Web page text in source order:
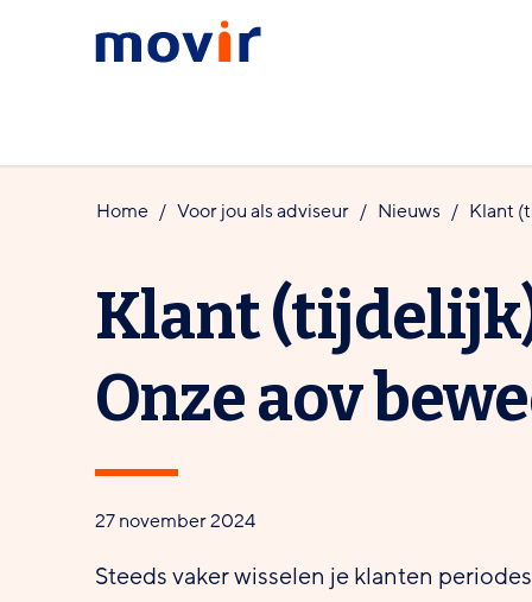
Spring
SpringMovir
naar
de
Home Voor jou alsadviseur Nieuws Klant
Klant
Onze aov
27 november 2024
Steeds vaker wisselen je klanten